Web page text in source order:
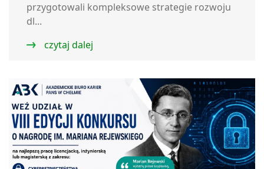
przygotowali kompleksowe strategie rozwoju
dl...
czytaj dalej